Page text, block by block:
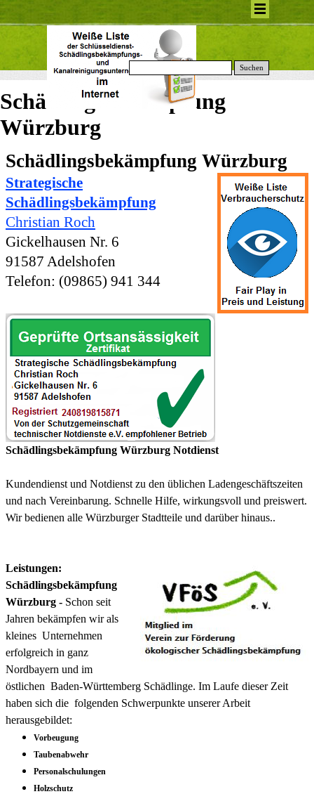
Suchen
Schädlingsbekämpfung
Würzburg
Schädlingsbekämpfung Würzburg
Strategische
Schädlingsbekämpfung
Christian Roch
Gickelhausen Nr. 6
91587 Adelshofen
Telefon: (09865) 941 344
Schädlingsbekämpfung Würzburg Notdienst
Kundendienst und Notdienst zu den üblichen Ladengeschäftszeiten
und nach Vereinbarung. Schnelle Hilfe, wirkungsvoll und preiswert.
Wir bedienen alle Würzburger Stadtteile und darüber hinaus..
Leistungen:
Schädlingsbekämpfung
Würzburg - Schon seit
Jahren bekämpfen wir als
kleines Unternehmen
erfolgreich in ganz
Nordbayern und im
östlichen Baden-Württemberg Schädlinge. Im Laufe dieser Zeit
haben sich die folgenden Schwerpunkte unserer Arbeit
herausgebildet:
Vorbeugung
Taubenabwehr
Personalschulungen
Holzschutz